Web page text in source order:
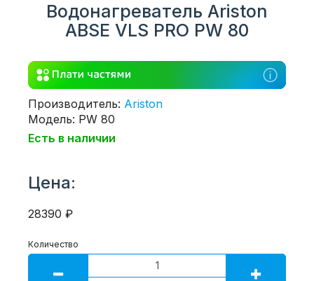
Водонагреватель Ariston
ABSE VLS PRO PW 80
Производитель: Ariston
Модель: PW 80
Есть в наличии
Цена:
28390 ₽
Количество